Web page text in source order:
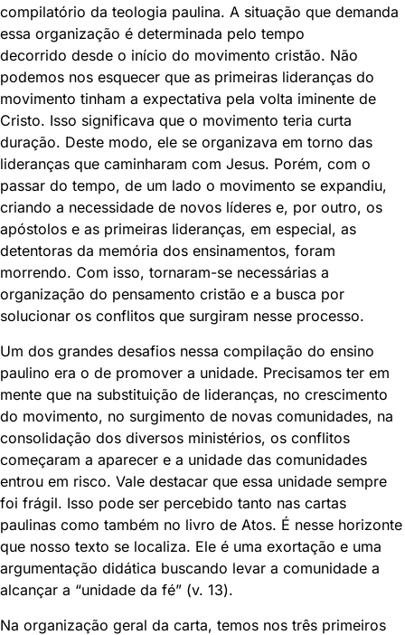
compilatório da teologia paulina. A situação que demanda
essa organização é determinada pelo tempo
decorrido desde o início do movimento cristão. Não
podemos nos esquecer que as primeiras lideranças do
movimento tinham a expectativa pela volta iminente de
Cristo. Isso significava que o movimento teria curta
duração. Deste modo, ele se organizava em torno das
lideranças que caminharam com Jesus. Porém, com o
passar do tempo, de um lado o movimento se expandiu,
criando a necessidade de novos líderes e, por outro, os
apóstolos e as primeiras lideranças, em especial, as
detentoras da memória dos ensinamentos, foram
morrendo. Com isso, tornaram-se necessárias a
organização do pensamento cristão e a busca por
solucionar os conflitos que surgiram nesse processo.
Um dos grandes desafios nessa compilação do ensino
paulino era o de promover a unidade. Precisamos ter em
mente que na substituição de lideranças, no crescimento
do movimento, no surgimento de novas comunidades, na
consolidação dos diversos ministérios, os conflitos
começaram a aparecer e a unidade das comunidades
entrou em risco. Vale destacar que essa unidade sempre
foi frágil. Isso pode ser percebido tanto nas cartas
paulinas como também no livro de Atos. É nesse horizonte
que nosso texto se localiza. Ele é uma exortação e uma
argumentação didática buscando levar a comunidade a
alcançar a “unidade da fé” (v. 13).
Na organização geral da carta, temos nos três primeiros